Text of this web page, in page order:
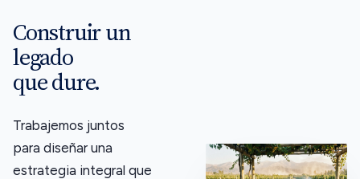
Construir un
legado
que dure.
Trabajemos juntos
para diseñar una
estrategia integral que